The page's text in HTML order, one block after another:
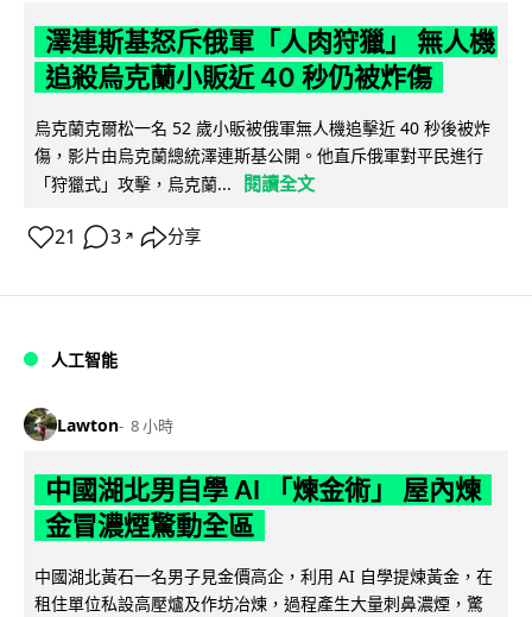
澤連斯基怒斥俄軍「人肉狩獵」 無人機
追殺烏克蘭小販近 40 秒仍被炸傷
烏克蘭克爾松一名 52 歲小販被俄軍無人機追擊近 40 秒後被炸
傷，影片由烏克蘭總統澤連斯基公開。他直斥俄軍對平民進行
「狩獵式」攻擊，烏克蘭...
閱讀全文
21 3 ↗ 分享
人工智能
Lawton 8 小時
中國湖北男自學 AI 「煉金術」 屋內煉
金冒濃煙驚動全區
中國湖北黃石一名男子見金價高企，利用 AI 自學提煉黃金，在
租住單位私設高壓爐及作坊冶煉，過程產生大量刺鼻濃煙，驚